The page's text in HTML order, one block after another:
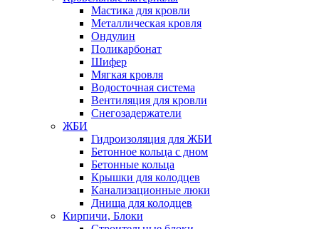
Мастика для кровли
Металлическая кровля
Ондулин
Поликарбонат
Шифер
Мягкая кровля
Водосточная система
Вентиляция для кровли
Снегозадержатели
ЖБИ
Гидроизоляция для ЖБИ
Бетонное кольца с дном
Бетонные кольца
Крышки для колодцев
Канализационные люки
Днища для колодцев
Кирпичи, Блоки